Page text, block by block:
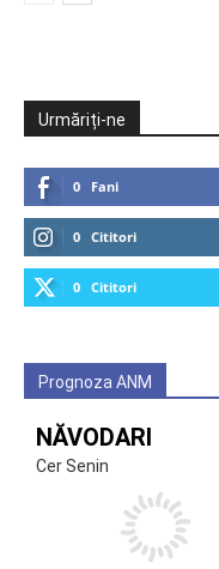
Urmăriți-ne
0 Fani
0 Cititori
0 Cititori
Prognoza ANM
NĂVODARI
Cer Senin